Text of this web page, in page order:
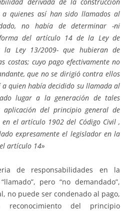
quienes así han sido llamados al
no había de determinar -ni
del artículo 14 de la Ley de
la Ley 13/2009- que hubieran de
costas; cuyo pago efectivamente no
que no se dirigió contra ellos
quien había decidido su llamada al
lugar a la generación de tales
aplicación del principio general de
el artículo 1902 del Código Civil ,
expresamente el legislador en la
artículo 14»
de responsabilidades en la
pero “no demandado”,
no puede ser condenado al pago,
del principio